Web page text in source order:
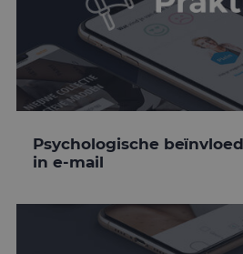
Psychologische
in e-mail